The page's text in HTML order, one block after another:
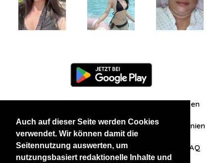
Auch auf dieser Seite werden Cookies
verwendet. Wir können damit die
Seitennutzung auswerten, um
nutzungsbasiert redaktionelle Inhalte und
Zuschriften/Erfahrungen
Datenschutzerklärung AGB Datenschutzrichtlinien
Nehmen Sie Kontakt mit uns auf FAQ